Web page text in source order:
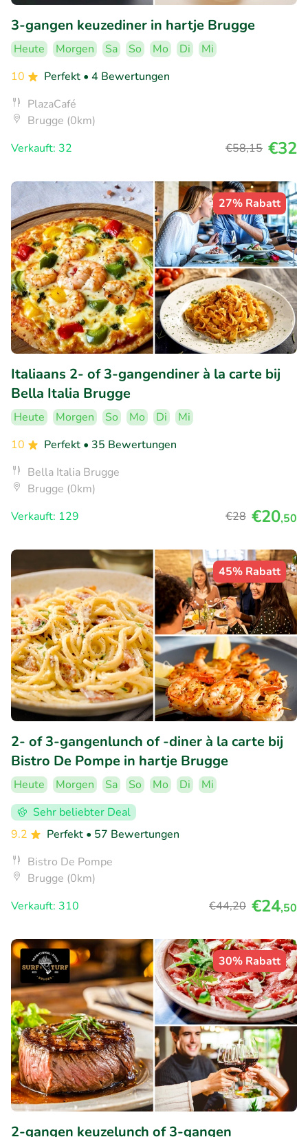
3-gangen keuzediner in hartje Brugge
Heute Morgen Sa So Mo Di
Mi
10
Perfekt • 4 Bewertungen
PlazaCafé
Brugge (0km)
Verkauft: 32
€58,15 €32
27% Rabatt
Italiaans 2- of 3-gangendiner à la carte bij
Bella Italia Brugge
Heute Morgen So Mo Di
Mi
10
Perfekt • 35 Bewertungen
Bella Italia Brugge
Brugge (0km)
Verkauft: 129
€28 €20,50
45% Rabatt
2- of 3-gangenlunch of -diner à la carte bij
Bistro De Pompe in hartje Brugge
Heute Morgen Sa So Mo Di
Mi
Sehr beliebter Deal
9.2
Perfekt • 57 Bewertungen
Bistro De Pompe
Brugge (0km)
Verkauft: 310
€44,20 €24,50
30% Rabatt
2-gangen keuzelunch of 3-gangen